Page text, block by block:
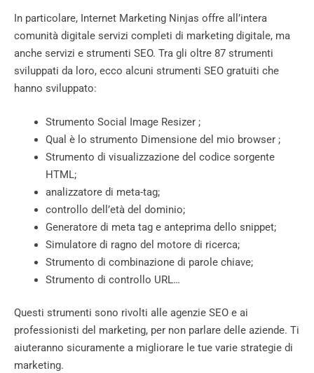
In particolare, Internet Marketing Ninjas offre all’intera
comunità digitale servizi completi di marketing digitale, ma
anche servizi e strumenti SEO. Tra gli oltre 87 strumenti
sviluppati da loro, ecco alcuni strumenti SEO gratuiti che
hanno sviluppato:
Strumento Social Image Resizer ;
Qual è lo strumento Dimensione del mio browser ;
Strumento di visualizzazione del codice sorgente
HTML;
analizzatore di meta-tag;
controllo dell’età del dominio;
Generatore di meta tag e anteprima dello snippet;
Simulatore di ragno del motore di ricerca;
Strumento di combinazione di parole chiave;
Strumento di controllo URL…
Questi strumenti sono rivolti alle agenzie SEO e ai
professionisti del marketing, per non parlare delle aziende. Ti
aiuteranno sicuramente a migliorare le tue varie strategie di
marketing.